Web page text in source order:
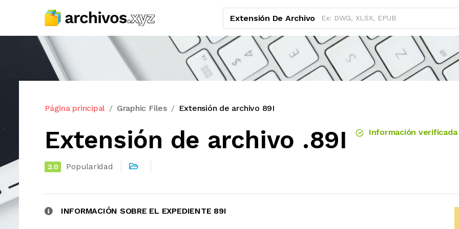
Extensión De Archivo
Página principal Graphic Files Extensión de archivo 89I
Extensión de archivo .89I Información verificada
2.0 Popularidad
INFORMACIÓN SOBRE EL EXPEDIENTE 89I